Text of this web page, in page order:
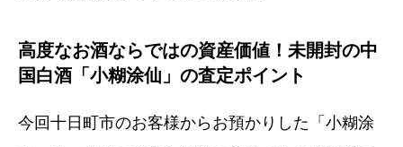
高度なお酒ならではの資産価値！未開封の中
国白酒「小糊涂仙」の査定ポイント
今回十日町市のお客様からお預かりした「小糊涂